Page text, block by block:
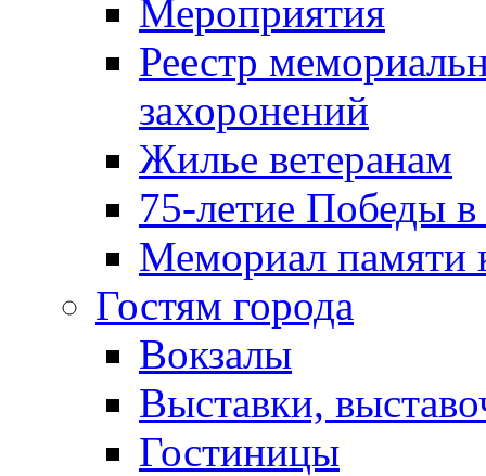
Мероприятия
Реестр
захоронений
Жилье ветеранам
75-летие Победы
Мемориал памяти
Гостям города
Вокзалы
Выставки,
Гостиницы